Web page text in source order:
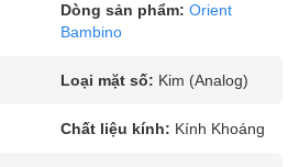
Dòng sản phẩm: Orient
Bambino
Loại mặt số: Kim (Analog)
Chất liệu kính: Kính Khoáng